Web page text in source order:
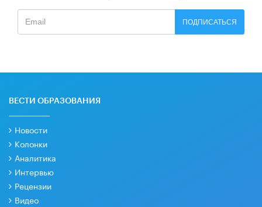
ПОДПИСАТЬСЯ
ВЕСТИ ОБРАЗОВАНИЯ
Новости
Колонки
Аналитика
Интервью
Рецензии
Видео